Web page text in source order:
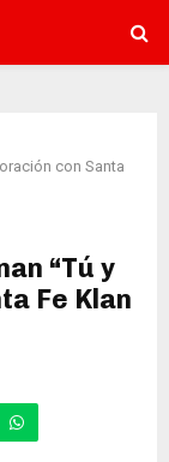
con Santa
“Tú y
Fe Klan